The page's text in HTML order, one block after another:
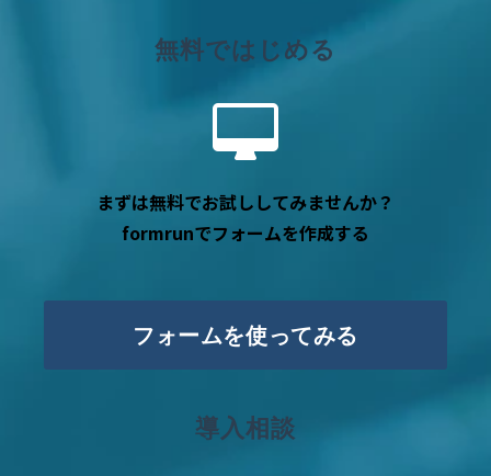
無料ではじめる
まずは無料でお試ししてみませんか？
formrunでフォームを作成する
フォームを使ってみる
導入相談